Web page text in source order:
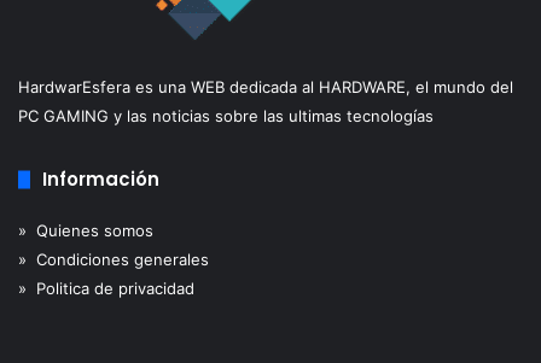
HardwarEsfera es una WEB dedicada al HARDWARE, el mundo del
PC GAMING y las noticias sobre las ultimas tecnologías
Información
» Quienes somos
» Condiciones generales
» Politica de privacidad